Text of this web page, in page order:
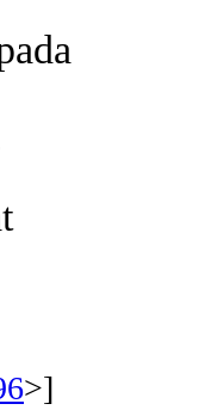
>]